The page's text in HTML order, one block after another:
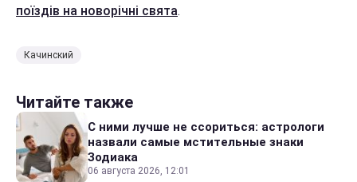
поїздів на новорічні свята.
Качинский
Читайте также
С ними лучше не ссориться: астрологи
назвали самые мстительные знаки
Зодиака
06 августа 2026, 12:01